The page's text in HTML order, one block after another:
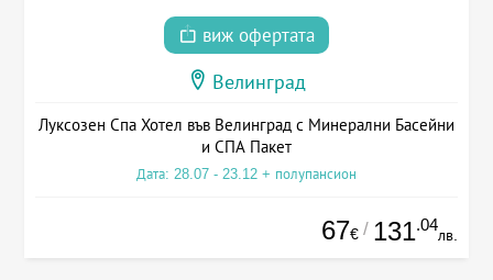
виж офертата
Велинград
Луксозен Спа Хотел във Велинград с Минерални Басейни
и СПА Пакет
Дата: 28.07 - 23.12 + полупансион
67€ / 131.04
лв.